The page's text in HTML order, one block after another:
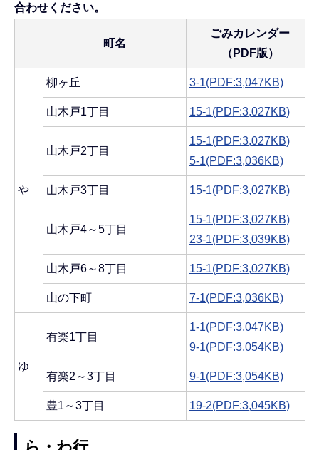
合わせください。
町名
ごみカレンダー
（PDF版）
や
柳ヶ丘 3-1(PDF:3,047KB)
山木戸1丁目 15-1(PDF:3,027KB)
山木戸2丁目
15-1(PDF:3,027KB)
5-1(PDF:3,036KB)
山木戸3丁目 15-1(PDF:3,027KB)
山木戸4～5丁目
15-1(PDF:3,027KB)
23-1(PDF:3,039KB)
山木戸6～8丁目 15-1(PDF:3,027KB)
山の下町 7-1(PDF:3,036KB)
ゆ
有楽1丁目
1-1(PDF:3,047KB)
9-1(PDF:3,054KB)
有楽2～3丁目 9-1(PDF:3,054KB)
豊1～3丁目 19-2(PDF:3,045KB)